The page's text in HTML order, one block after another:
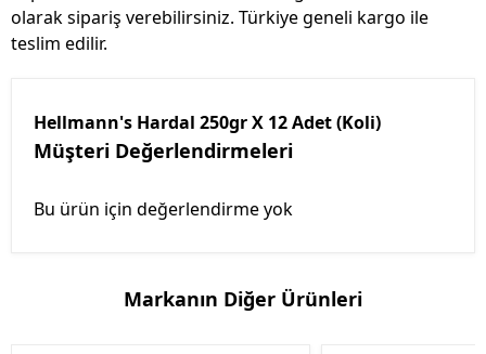
olarak sipariş verebilirsiniz. Türkiye geneli kargo ile
teslim edilir.
Hellmann's Hardal 250gr X 12 Adet (Koli)
Müşteri Değerlendirmeleri
Bu ürün için değerlendirme yok
Markanın Diğer Ürünleri